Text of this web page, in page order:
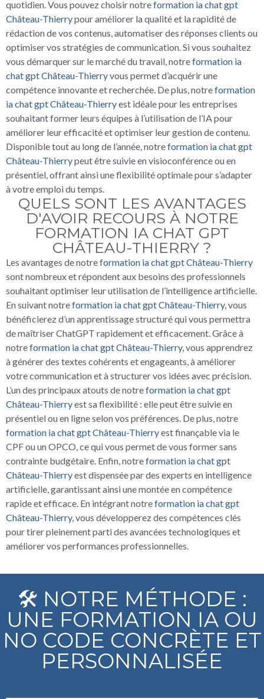
quotidien. Vous pouvez choisir notreformation ia chat gpt
Château-Thierrypour améliorer la qualité et la rapidité de
rédaction de vos contenus, automatiser des réponses clients ou
optimiser vos stratégies de communication. Si vous souhaitez
vous démarquer sur le marché du travail, notreformation ia
chat gpt Château-Thierryvous permet d’acquérir une
compétence innovante et recherchée. De plus, notreformation
ia chat gpt Château-Thierryest idéale pour les entreprises
souhaitant former leurs équipes à l’utilisation de l’IA pour
améliorer leur efficacité et optimiser leur gestion de contenu.
Disponible tout au long de l’année, notreformation ia chat gpt
Château-Thierrypeut être suivie en visioconférence ou en
présentiel, offrant ainsi une flexibilité optimale pour s’adapter
à votre emploi du temps.
QUELS SONT LES AVANTAGES
D'AVOIR RECOURS À NOTRE
FORMATION IA CHAT GPT
CHÂTEAU-THIERRY ?
Les avantages de notreformation ia chat gpt Château-Thierry
sont nombreux et répondent aux besoins des professionnels
souhaitant optimiser leur utilisation de l’intelligence artificielle.
En suivant notreformation ia chat gpt Château-Thierry, vous
bénéficierez d’un apprentissage structuré qui vous permettra
de maîtriser ChatGPT rapidement et efficacement. Grâce à
notreformation ia chat gpt Château-Thierry, vous apprendrez
à générer des textes cohérents et engageants, à améliorer
votre communication et à structurer vos idées avec précision.
L’un des principaux atouts de notreformation ia chat gpt
Château-Thierryest sa flexibilité : elle peut être suivie en
présentiel ou en ligne selon vos préférences. De plus, notre
formation ia chat gpt Château-Thierryest finançable via le
CPF ou un OPCO, ce qui vous permet de vous former sans
contrainte budgétaire. Enfin, notreformation ia chat gpt
Château-Thierryest dispensée par des experts en intelligence
artificielle, garantissant ainsi une montée en compétence
rapide et efficace. En intégrant notreformation ia chat gpt
Château-Thierry, vous développerez des compétences clés
pour tirer pleinement parti des avancées technologiques et
améliorer vos performances professionnelles.
🛠️ NOTRE MÉTHODE :
UNE FORMATION IA OU
NO CODE CONCRÈTE ET
PERSONNALISÉE